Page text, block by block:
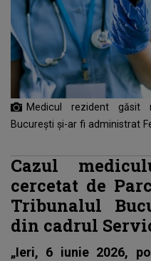
Medicul rezident găsit
București și-ar fi administrat
Cazul
cercetat de
Tribunalul
din cadrul
„Ieri, 6 iunie 2026,